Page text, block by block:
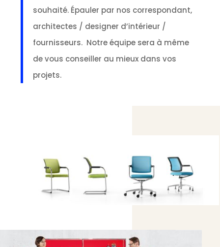
souhaité. Épauler par nos correspondant,
architectes / designer d’intérieur /
fournisseurs. Notre équipe sera à même
de vous conseiller au mieux dans vos
projets.